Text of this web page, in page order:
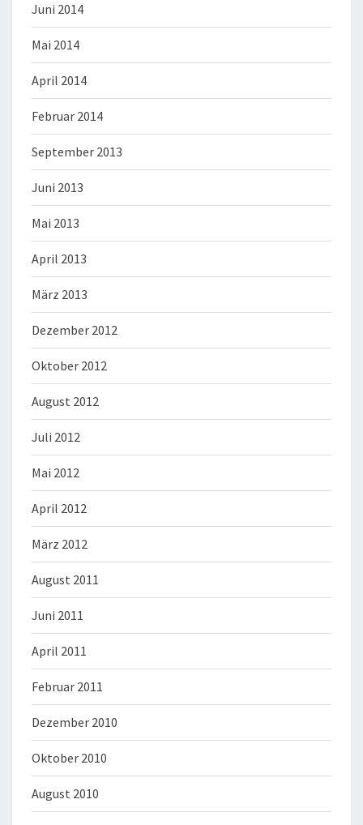
Juni 2014
Mai 2014
April 2014
Februar 2014
September 2013
Juni 2013
Mai 2013
April 2013
März 2013
Dezember 2012
Oktober 2012
August 2012
Juli 2012
Mai 2012
April 2012
März 2012
August 2011
Juni 2011
April 2011
Februar 2011
Dezember 2010
Oktober 2010
August 2010